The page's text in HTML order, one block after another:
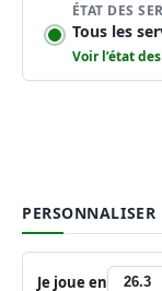
ÉTAT DES
Tous les
Voir l’état
Je joue en